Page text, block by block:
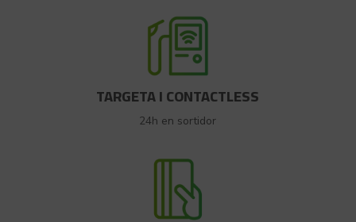
TARGETA I CONTACTLESS
24h en sortidor